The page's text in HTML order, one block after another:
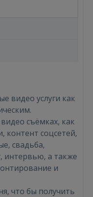
видео услуги как
съёмках, как
контент соцсетей,
свадьба,
интервью, а также
и
что бы получить